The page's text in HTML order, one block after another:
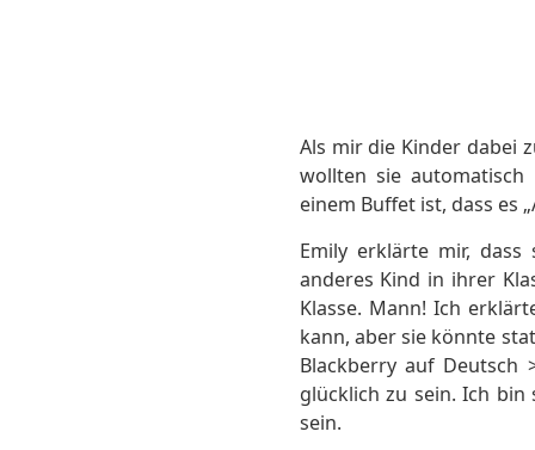
Als mir die Kinder dabei
wollten sie
einem Buffet ist, dass es
Emily erklärte mir,
anderes Kind in ihrer
Klasse. Mann! Ich
kann, aber sie könnte
Blackberry auf Deutsch
glücklich zu sein. Ich bin
sein.